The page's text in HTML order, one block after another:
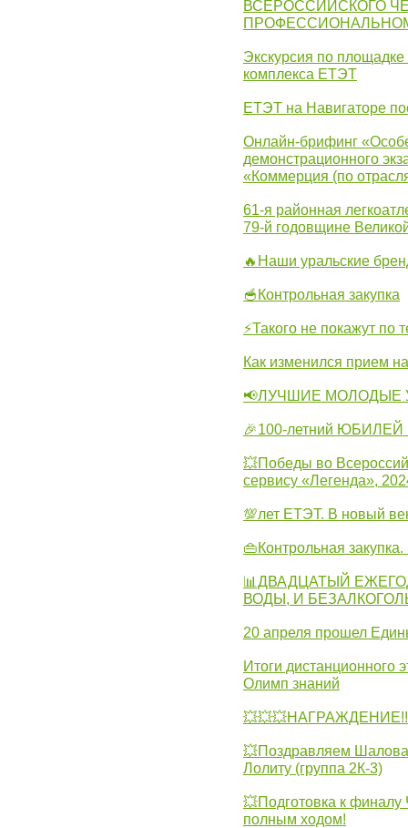
ВСЕРОССИЙСКОГО
Экскурсия по
комплекса ЕТЭТ
ЕТЭТ на Навигаторе
Онлайн-брифинг
демонстрационного
«Коммерция (по
61-я районная
79-й годовщине
🔥Наши уральские
🥣Контрольная закупка
⚡Такого не покажут по
Как изменился прием
📢ЛУЧШИЕ МОЛОДЫЕ
🎉100-летний ЮБИЛЕЙ
💥Победы во
сервису «Легенда»,
💯лет ЕТЭТ. В новый
👜Контрольная
📊ДВАДЦАТЫЙ
ВОДЫ, И
20 апреля прошел
Итоги дистанционного
Олимп знаний
💥Поздравляем
Лолиту (группа 2К-3)
💥Подготовка к
полным ходом!